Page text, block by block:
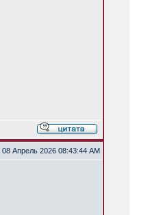
Апрель 2026 08:43:44 AM